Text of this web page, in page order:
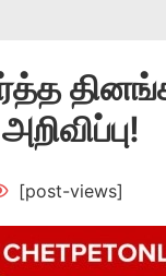
[post-views]